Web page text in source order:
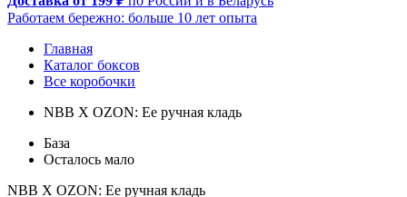
Работаем бережно: больше 10 лет опыта
Главная
Каталог боксов
Все коробочки
NBB X OZON: Ее ручная кладь
База
Осталось мало
NBB X OZON: Ее ручная кладь